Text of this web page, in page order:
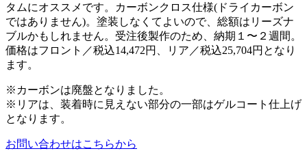
タムにオススメです。カーボンクロス仕様(ドライカーボン
ではありません)。塗装しなくてよいので、総額はリーズナ
ブルかもしれません。受注後製作のため、納期１〜２週間。
価格はフロント／税込14,472円、リア／税込25,704円となり
ます。
※カーボンは廃盤となりました。
※リアは、装着時に見えない部分の一部はゲルコート仕上げ
となります。
お問い合わせはこちらから